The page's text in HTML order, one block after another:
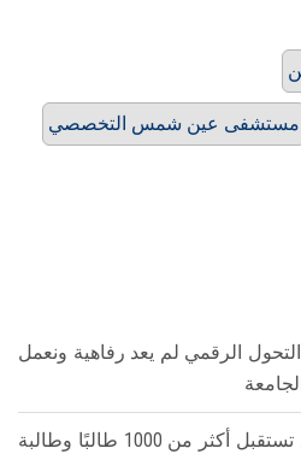
مستشفى عين شمس التخصصي
الرقمي لم يعد رفاهية ونعمل
معامل التنسيق الإلكتروني تستقبل أكثر من 1000 طالبًا وطالبة